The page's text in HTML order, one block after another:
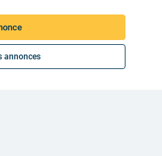
annonces